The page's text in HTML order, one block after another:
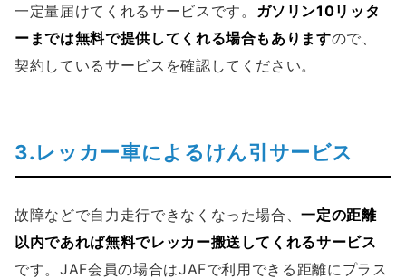
一定量届けてくれるサービスです。
ガソリン10リッタ
ーまでは無料で提供してくれる場合もありますので、
契約しているサービスを確認してください。
3.レッカー車によるけん引サービス
故障などで自力走行できなくなった場合、一定の距離
以内であれば無料でレッカー搬送してくれるサービス
です。JAF会員の場合はJAFで利用できる距離にプラス